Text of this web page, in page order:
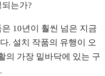
는가?
10년이 훨씬 넘은 지금
. 설치 작품의 유행이 오
의 가장 밑바닥에 있는 구